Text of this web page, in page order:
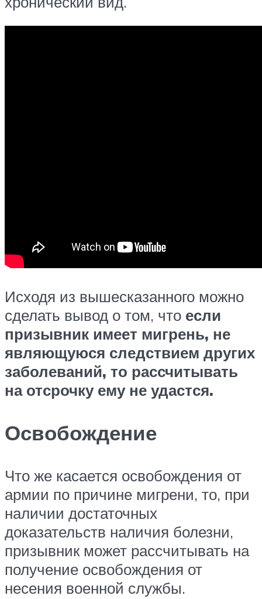
Исходя из вышесказанного можно
сделать вывод о том, что если
призывник имеет мигрень, не
являющуюся следствием других
заболеваний, то рассчитывать
на отсрочку ему не удастся.
Освобождение
Что же касается освобождения от
армии по причине мигрени, то, при
наличии достаточных
доказательств наличия болезни,
призывник может рассчитывать на
получение освобождения от
несения военной службы.